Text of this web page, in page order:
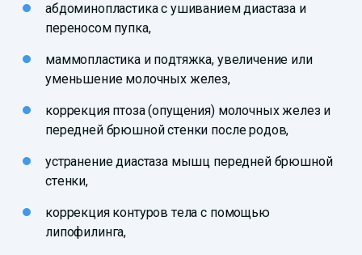
абдоминопластика с ушиванием диастаза и
переносом пупка,
маммопластика и подтяжка, увеличение или
уменьшение молочных желез,
коррекция птоза (опущения) молочных желез и
передней брюшной стенки после родов,
устранение диастаза мышц передней брюшной
стенки,
коррекция контуров тела с помощью
липофилинга,